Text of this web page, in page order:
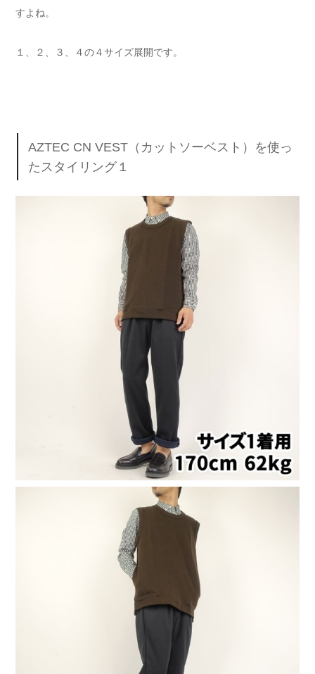
すよね。
１、２、３、４の４サイズ展開です。
AZTEC CN VEST（カットソーベスト）を使っ
たスタイリング１